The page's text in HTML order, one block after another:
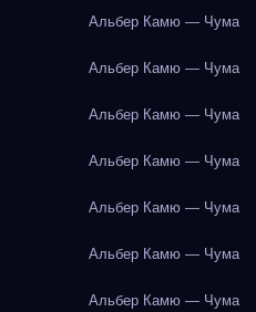
Альбер Камю — Чума
Альбер Камю — Чума
Альбер Камю — Чума
Альбер Камю — Чума
Альбер Камю — Чума
Альбер Камю — Чума
Альбер Камю — Чума